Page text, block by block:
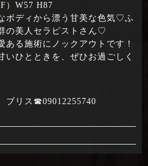
）W57 H87
ボディから漂う甘美な色気♡ふ
の美人セラピストさん♡
ある施術にノックアウトです！
いひとときを、ぜひお過ごしく
ブリス☎09012255740